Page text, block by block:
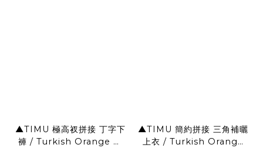
▲TIMU 極高衩拼接 丁字下
褲 / Turkish Orange 土
▲TIMU 簡約拼接 三角補曬
上衣 / Turkish Orange